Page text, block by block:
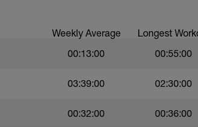
Weekly Average Longest
00:13:00 00:55:00
03:39:00 02:30:00
00:32:00 00:36:00